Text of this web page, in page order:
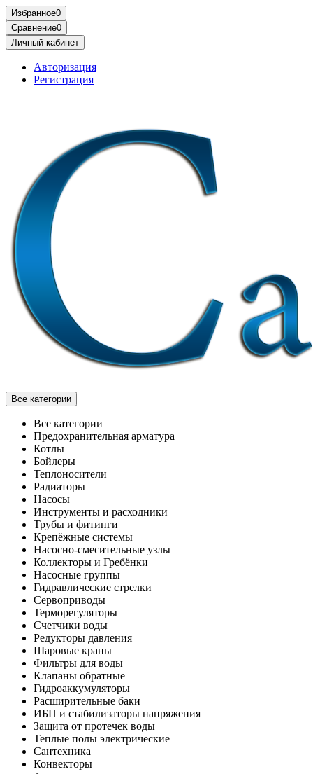
Избранное0
Сравнение0
Личный кабинет
Авторизация
Регистрация
Все категории
Все категории
Предохранительная арматура
Котлы
Бойлеры
Теплоносители
Радиаторы
Насосы
Инструменты и расходники
Трубы и фитинги
Крепёжные системы
Насосно-смесительные узлы
Коллекторы и Гребёнки
Насосные группы
Гидравлические стрелки
Сервоприводы
Терморегуляторы
Счетчики воды
Редукторы давления
Шаровые краны
Фильтры для воды
Клапаны обратные
Гидроаккумуляторы
Расширительные баки
ИБП и стабилизаторы напряжения
Защита от протечек воды
Теплые полы электрические
Сантехника
Конвекторы